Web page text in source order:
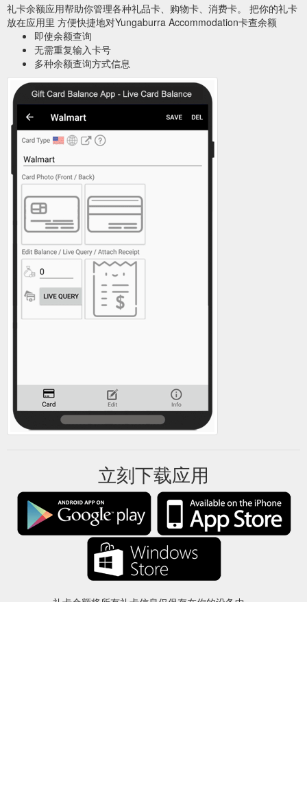
礼卡余额应用帮助你管理各种礼品卡、购物卡、消费卡。 把你的礼卡
放在应用里 方便快捷地对Yungaburra Accommodation卡查余额
即使余额查询
无需重复输入卡号
多种余额查询方式信息
立刻下载应用
礼卡余额将所有礼卡信息仅保存在你的设备中。